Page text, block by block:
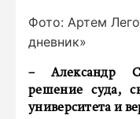
Фото: Артем
дневник»
– Александр
решение суда,
университета и